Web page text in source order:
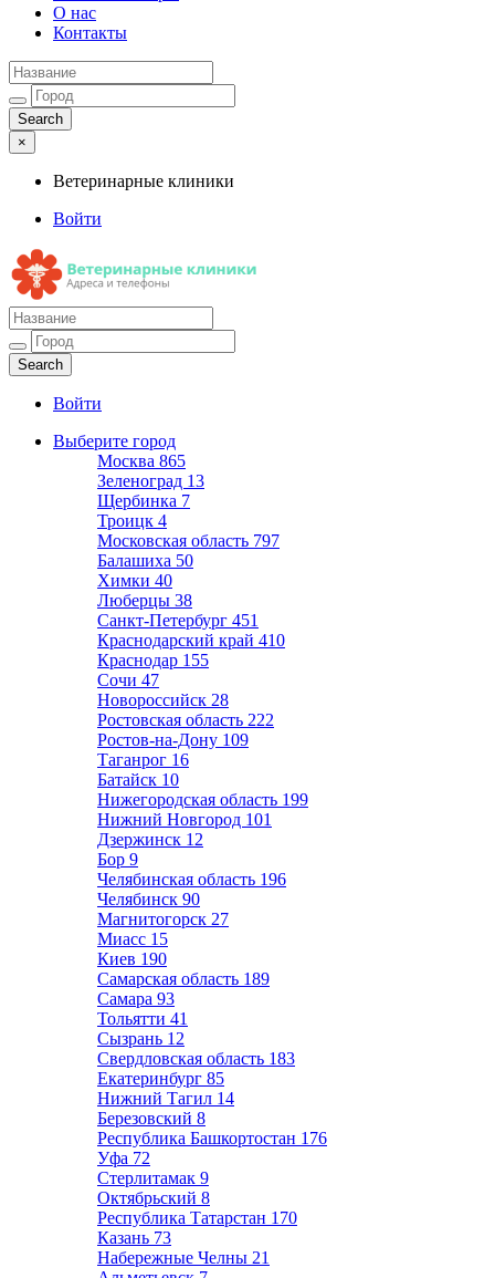
О нас
Контакты
×
Ветеринарные клиники
Войти
Ветеринарные клиники
Адреса и телефоны
Войти
Выберите город
Москва 865
Зеленоград 13
Щербинка 7
Троицк 4
Московская область 797
Балашиха 50
Химки 40
Люберцы 38
Санкт-Петербург 451
Краснодарский край 410
Краснодар 155
Сочи 47
Новороссийск 28
Ростовская область 222
Ростов-на-Дону 109
Таганрог 16
Батайск 10
Нижегородская область 199
Нижний Новгород 101
Дзержинск 12
Бор 9
Челябинская область 196
Челябинск 90
Магнитогорск 27
Миасс 15
Киев 190
Самарская область 189
Самара 93
Тольятти 41
Сызрань 12
Свердловская область 183
Екатеринбург 85
Нижний Тагил 14
Березовский 8
Республика Башкортостан 176
Уфа 72
Стерлитамак 9
Октябрьский 8
Республика Татарстан 170
Казань 73
Набережные Челны 21